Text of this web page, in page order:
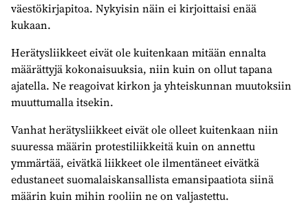
väestökirjapitoa. Nykyisin näin ei kirjoittaisi enää
kukaan.
Herätysliikkeet eivät ole kuitenkaan mitään ennalta
määrättyjä kokonaisuuksia, niin kuin on ollut tapana
ajatella. Ne reagoivat kirkon ja yhteiskunnan muutoksiin
muuttumalla itsekin.
Vanhat herätysliikkeet eivät ole olleet kuitenkaan niin
suuressa määrin protestiliikkeitä kuin on annettu
ymmärtää, eivätkä liikkeet ole ilmentäneet eivätkä
edustaneet suomalaiskansallista emansipaatiota siinä
määrin kuin mihin rooliin ne on valjastettu.